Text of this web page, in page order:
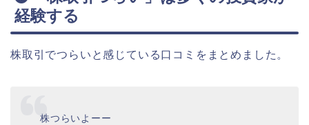
経験する
株取引でつらいと感じている口コミをまとめました。
株つらいよーー